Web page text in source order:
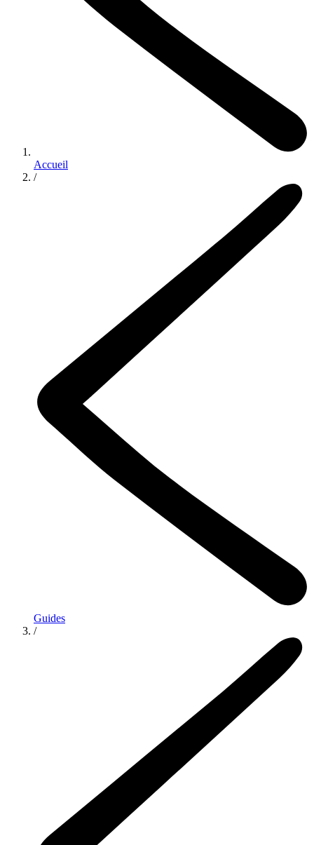
Accueil
/
Guides
/